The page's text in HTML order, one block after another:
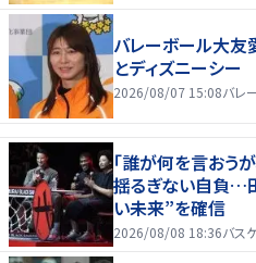
バレーボール大
とディズニーシ
2026/08/07 15:08バレ
「誰が何を言おう
揺るぎない自負…
い未来”を確信
2026/08/08 18:36バス